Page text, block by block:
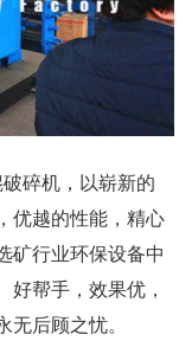
碎机，以崭新的
优越的性能，精心
矿行业环保设备中
好帮手，效果优，
无后顾之忧。